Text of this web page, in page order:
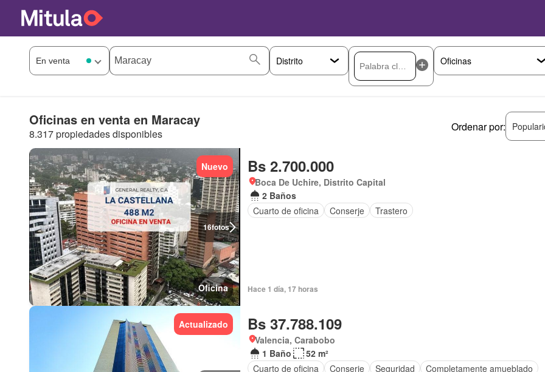
Oficinas en venta en Maracay
8.317 propiedades disponibles
Ordenar por:
16fotos
Nuevo
Oficina
Bs 2.700.000
Boca De Uchire, Distrito Capital
2 Baños
Cuarto de oficina
Conserje Trastero
Hace 1 día, 17 horas
Actualizado Bs 37.788.109
Valencia, Carabobo
1 Baño
52 m²
Cuarto de oficina
Conserje Seguridad Completamente amueblado